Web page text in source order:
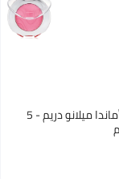
أحمر خدود أماندا ميلانو دريم - 5